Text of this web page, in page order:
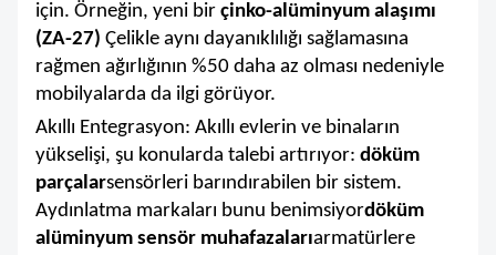
için. Örneğin, yeni bir çinko-alüminyum alaşımı
(ZA-27) Çelikle aynı dayanıklılığı sağlamasına
rağmen ağırlığının %50 daha az olması nedeniyle
mobilyalarda da ilgi görüyor.
Akıllı Entegrasyon: Akıllı evlerin ve binaların
yükselişi, şu konularda talebi artırıyor: döküm
parçalarsensörleri barındırabilen bir sistem.
Aydınlatma markaları bunu benimsiyordöküm
alüminyum sensör muhafazalarıarmatürlere